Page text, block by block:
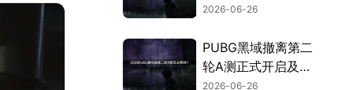
速器助力网络稳定！
2026-06-26
PUBG黑域撤离第二
轮A测正式开启及网
络优化全指南！
2026-06-26